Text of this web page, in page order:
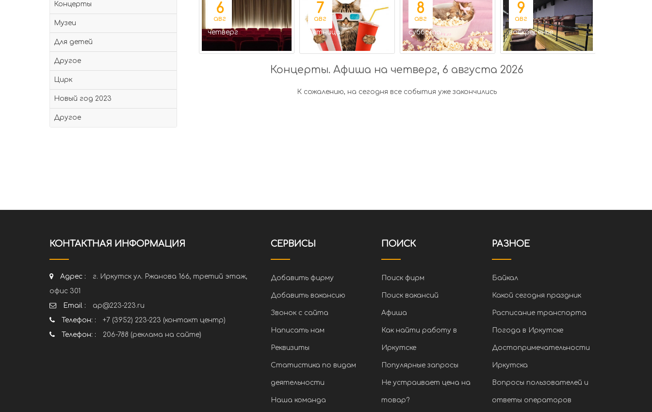
Концерты
Музеи
Для детей
Другое
Цирк
Новый год 2023
Другое
среда
6
авг
четверг
7
авг
пятница
8
авг
суббота
9
авг
воскресенье
Концерты. Афиша на четверг, 6 августа 2026
К сожалению, на сегодня все события уже закончились
КОНТАКТНАЯ ИНФОРМАЦИЯ
Адрес :
г. Иркутск ул. Ржанова 166, третий этаж,
офис 301
Email :
ap@223-223.ru
Телефон: :
+7 (3952) 223-223 (контакт центр)
Телефон: :
206-788 (реклама на сайте)
СЕРВИСЫ
Добавить фирму
Добавить вакансию
Звонок с сайта
Написать нам
Реквизиты
Статистика по видам
деятельности
Наша команда
ПОИСК
Поиск фирм
Поиск вакансий
Афиша
Как найти работу в
Иркутске
Популярные запросы
Не устраивает цена на
товар?
РАЗНОЕ
Байкал
Какой сегодня праздник
Расписание транспорта
Погода в Иркутске
Достопримечательности
Иркутска
Вопросы пользователей и
ответы операторов